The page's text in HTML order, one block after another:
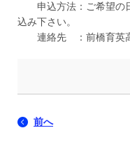
申込方法：ご希望の日
込み下さい。
連絡先 ：前橋育英
前へ